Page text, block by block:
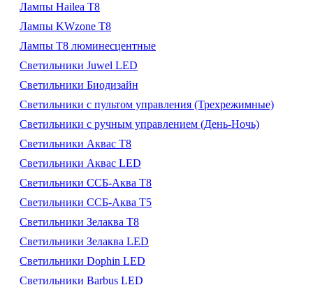
Лампы Hailea Т8
Лампы KWzone Т8
Лампы Т8 люминесцентные
Светильники Juwel LED
Светильники Биодизайн
Светильники с пультом управления (Трехрежимные)
Светильники с ручным управлением (День-Ночь)
Светильники Аквас Т8
Светильники Аквас LED
Светильники ССБ-Аква Т8
Светильники ССБ-Аква Т5
Светильники Зелаква Т8
Светильники Зелаква LED
Светильники Dophin LED
Светильники Barbus LED